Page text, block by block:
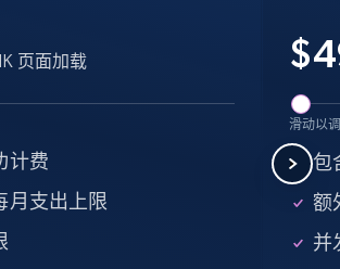
by keyword
Cb rank, Region, About,
status, and more.
页面加载
计费
月支出上限
$
滑动以
包
额
并